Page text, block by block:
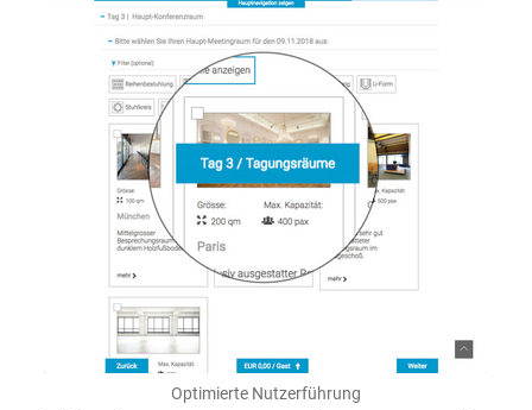
Optimierte Nutzerführung